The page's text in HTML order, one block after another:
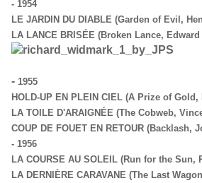
- 1954
LE JARDIN DU DIABLE (Garden of Evil,
LA LANCE BRISÉE (Broken Lance,
- 1955
HOLD-UP EN PLEIN CIEL (A Prize of
LA TOILE D'ARAIGNÉE (The Cobweb,
COUP DE FOUET EN RETOUR (Backlash,
- 1956
LA COURSE AU SOLEIL (Run for the Sun,
LA DERNIÈRE CARAVANE (The Last